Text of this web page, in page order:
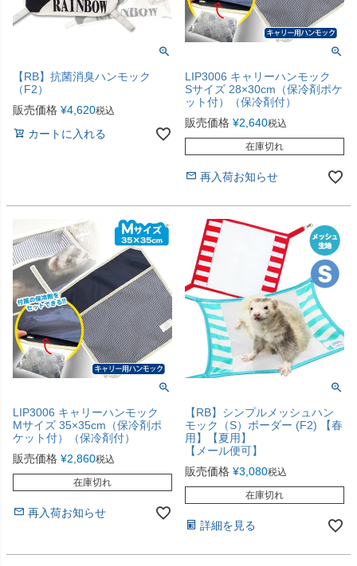
【RB】抗菌消臭ハンモック
（F2）
販売価格 ¥4,620税込
カートに入れる
LIP3006 キャリーハンモック
Sサイズ 28×30cm（保冷剤ポケ
ット付）（保冷剤付）
販売価格 ¥2,640税込
在庫切れ
再入荷お知らせ
LIP3006 キャリーハンモック
Mサイズ 35×35cm（保冷剤ポ
ケット付）（保冷剤付）
販売価格 ¥2,860税込
在庫切れ
再入荷お知らせ
【RB】シンプルメッシュハン
モック（S）ボーダー (F2) 【春
用】【夏用】
【メール便可】
販売価格 ¥3,080税込
在庫切れ
詳細を見る